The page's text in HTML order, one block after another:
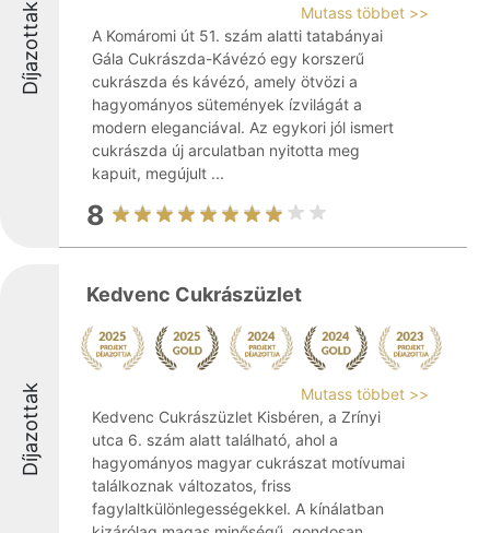
Díjazottak
Mutass többet >>
A Komáromi út 51. szám alatti tatabányai
Gála Cukrászda-Kávézó egy korszerű
cukrászda és kávézó, amely ötvözi a
hagyományos sütemények ízvilágát a
modern eleganciával. Az egykori jól ismert
cukrászda új arculatban nyitotta meg
kapuit, megújult ...
8
Díjazottak
Kedvenc Cukrászüzlet
Mutass többet >>
Kedvenc Cukrászüzlet Kisbéren, a Zrínyi
utca 6. szám alatt található, ahol a
hagyományos magyar cukrászat motívumai
találkoznak változatos, friss
fagylaltkülönlegességekkel. A kínálatban